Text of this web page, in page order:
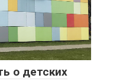
о детских